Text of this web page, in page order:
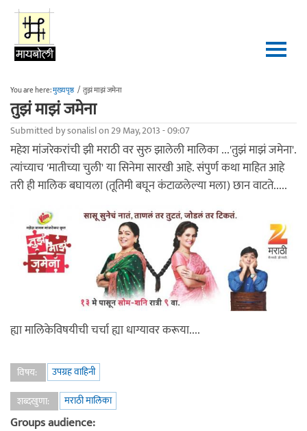
Skip to main content
You are here:मुख्यपृष्ठ / तुझं माझं जमेना
तुझं माझं जमेना
Submitted bysonalislon 29 May, 2013 - 09:07
महेश मांजरेकरांची झी मराठी वर सुरु झालेली मालिका ...'तुझं माझं जमेना'.
त्यांच्याच 'मातीच्या चुली' या सिनेमा सारखी आहे. संपुर्ण कथा माहित आहे
तरी ही मालिक बघायला (तूतिमी बघून कंटाळलेल्या मला) छान वाटते.....
ह्या मालिकेविषयीची चर्चा ह्या धाग्यावर करूया....
विषय:
उपग्रह वाहिनी
शब्दखुणा:
मराठी मालिका
Groups audience: